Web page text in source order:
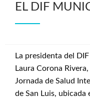
EL DIF
La presidenta del
Laura Corona
Jornada de Salud
de San Luis, ubicada